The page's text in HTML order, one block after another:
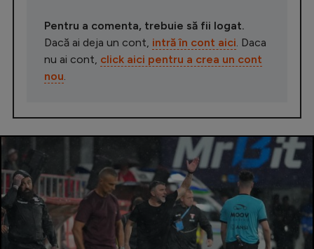
Pentru a comenta, trebuie să fii logat.
Dacă ai deja un cont, intră în cont aici . Daca
nu ai cont, click aici pentru a crea un cont
nou